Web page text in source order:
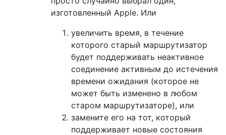
изготовленный Apple. Или
увеличить время, в течение
которого старый маршрутизатор
будет поддерживать неактивное
соединение активным до истечения
времени ожидания (которое не
может быть изменено в любом
старом маршрутизаторе), или
замените его на тот, который
поддерживает новые состояния